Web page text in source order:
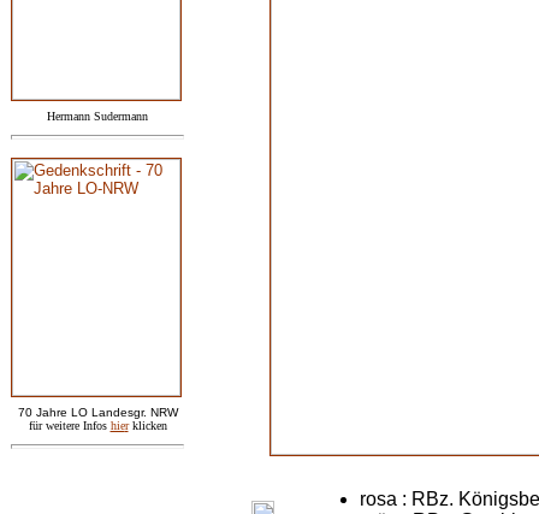
Hermann Sudermann
70 Jahre LO Landesgr. NRW
für weitere Infos hier klicken
rosa : RBz.